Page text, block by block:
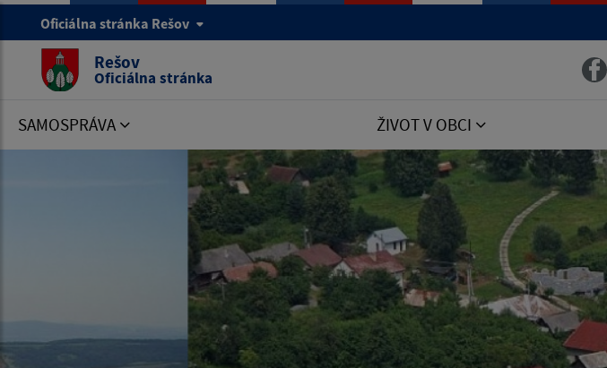
Oficiálna stránka Rešov
Rešov
Oficiálna stránka
SAMOSPRÁVA ŽIVOT V OBCI